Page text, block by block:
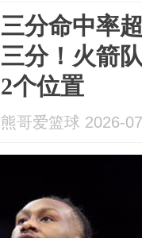
三分命中率
三分！火箭
2个位置
熊哥爱篮球 2026-